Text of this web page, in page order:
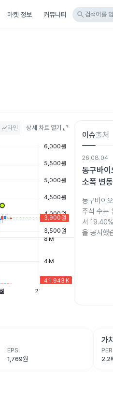
마켓 정보 커뮤니티 search 검색어를
라인 상세 차트 열기
이슈출처
26.08.04
동구바이
소폭 변동
동구바이
주식 수는
서
을 공시했
EPS
1,769원
가
PER
2.2